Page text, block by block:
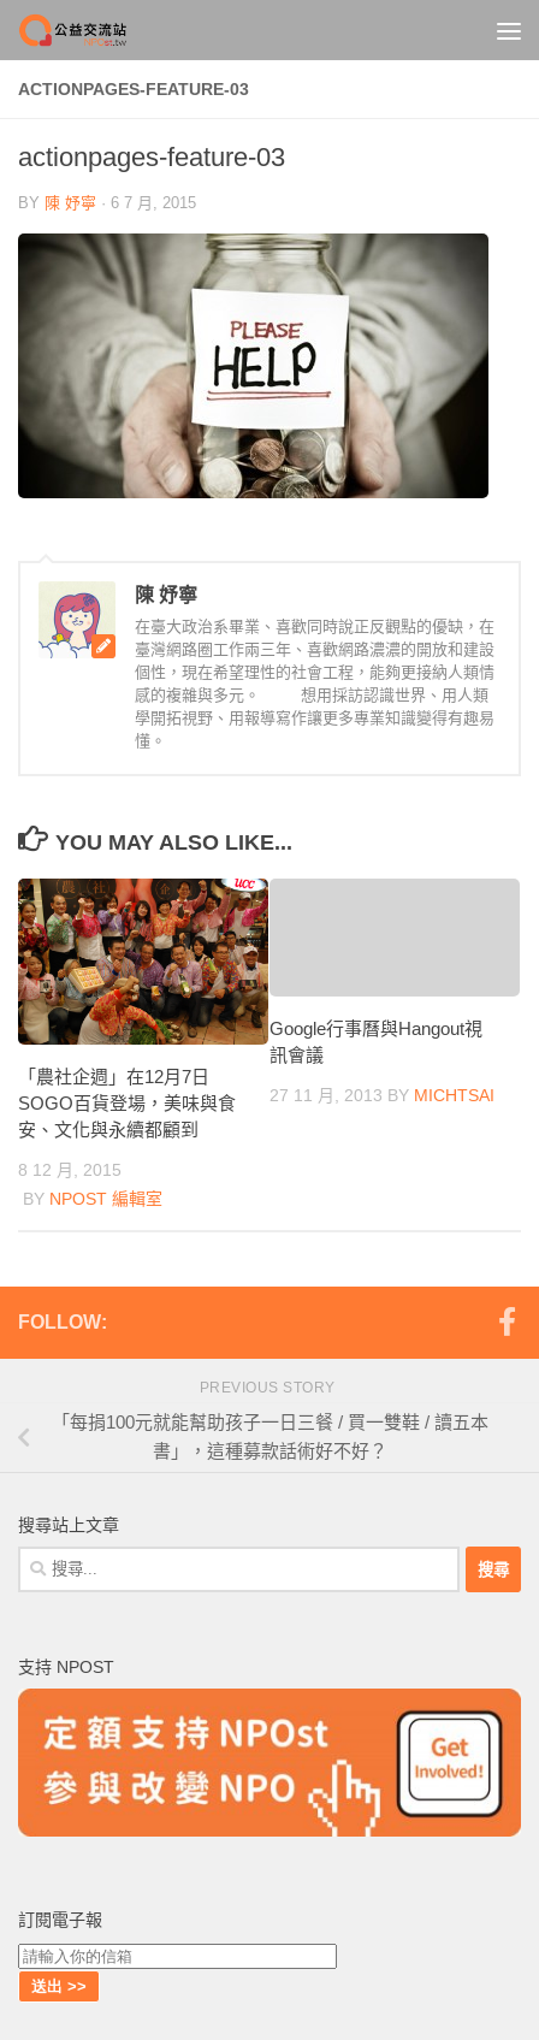
Skip to content
ACTIONPAGES-FEATURE-03
actionpages-feature-03
BY 陳 妤寧 · 6 7 月, 2015
陳 妤寧
在臺大政治系畢業、喜歡同時說正反觀點的優缺，在
臺灣網路圈工作兩三年、喜歡網路濃濃的開放和建設
個性，現在希望理性的社會工程，能夠更接納人類情
感的複雜與多元。 想用採訪認識世界、用人類
學開拓視野、用報導寫作讓更多專業知識變得有趣易
懂。
YOU MAY ALSO LIKE...
「農社企週」在12月7日
SOGO百貨登場，美味與食
安、文化與永續都顧到
8 12 月, 2015
BY NPOST 編輯室
Google行事曆與Hangout視
訊會議
27 11 月, 2013 BY MICHTSAI
FOLLOW:
PREVIOUS STORY
「每捐100元就能幫助孩子一日三餐 / 買一雙鞋 / 讀五本
書」，這種募款話術好不好？
搜尋站上文章
搜
尋
字:
支持 NPOST
訂閱電子報